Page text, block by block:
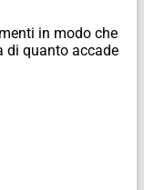
in modo che
di quanto accade